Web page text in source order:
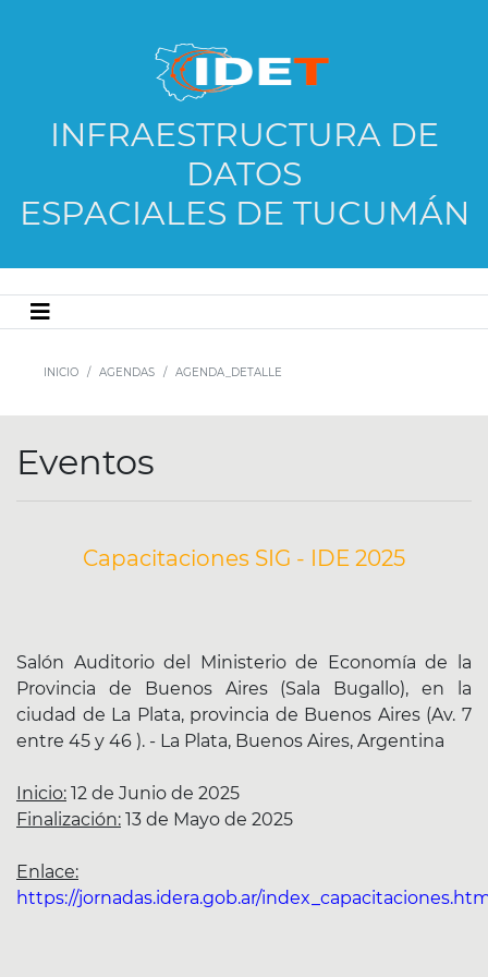
INFRAESTRUCTURA DE
DATOS
ESPACIALES DE TUCUMÁN
INICIO AGENDAS AGENDA_DETALLE
Eventos
Capacitaciones SIG - IDE 2025
Salón Auditorio del Ministerio de Economía de la
Provincia de Buenos Aires (Sala Bugallo), en la
ciudad de La Plata, provincia de Buenos Aires (Av. 7
entre 45 y 46 ). - La Plata, Buenos Aires, Argentina
Inicio: 12 de Junio de 2025
Finalización: 13 de Mayo de 2025
Enlace:
https://jornadas.idera.gob.ar/